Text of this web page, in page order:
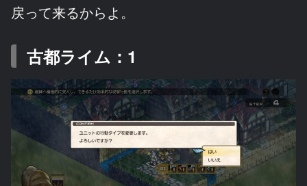
戻って来るからよ。
古都ライム：1